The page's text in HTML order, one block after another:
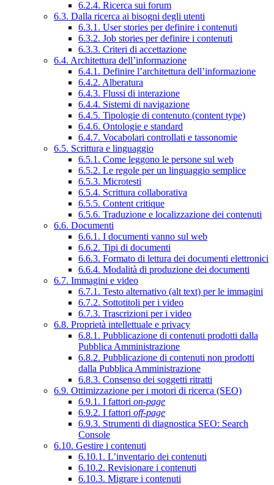
6.2.4. Ricerca sui forum
6.3. Dalla ricerca ai bisogni degli utenti
6.3.1. User stories per definire i contenuti
6.3.2. Job stories per definire i contenuti
6.3.3. Criteri di accettazione
6.4. Architettura dell’informazione
6.4.1. Definire l’architettura dell’informazione
6.4.2. Alberatura
6.4.3. Flussi di interazione
6.4.4. Sistemi di navigazione
6.4.5. Tipologie di contenuto (content type)
6.4.6. Ontologie e standard
6.4.7. Vocabolari controllati e tassonomie
6.5. Scrittura e linguaggio
6.5.1. Come leggono le persone sul web
6.5.2. Le regole per un linguaggio semplice
6.5.3. Microtesti
6.5.4. Scrittura collaborativa
6.5.5. Content critique
6.5.6. Traduzione e localizzazione dei contenuti
6.6. Documenti
6.6.1. I documenti vanno sul web
6.6.2. Tipi di documenti
6.6.3. Formato di lettura dei documenti elettronici
6.6.4. Modalità di produzione dei documenti
6.7. Immagini e video
6.7.1. Testo alternativo (alt text) per le immagini
6.7.2. Sottotitoli per i video
6.7.3. Trascrizioni per i video
6.8. Proprietà intellettuale e privacy
6.8.1. Pubblicazione di contenuti prodotti dalla
Pubblica Amministrazione
6.8.2. Pubblicazione di contenuti non prodotti
dalla Pubblica Amministrazione
6.8.3. Consenso dei soggetti ritratti
6.9. Ottimizzazione per i motori di ricerca (SEO)
6.9.1. I fattori on-page
6.9.2. I fattori off-page
6.9.3. Strumenti di diagnostica SEO: Search
Console
6.10. Gestire i contenuti
6.10.1. L’inventario dei contenuti
6.10.2. Revisionare i contenuti
6.10.3. Migrare i contenuti